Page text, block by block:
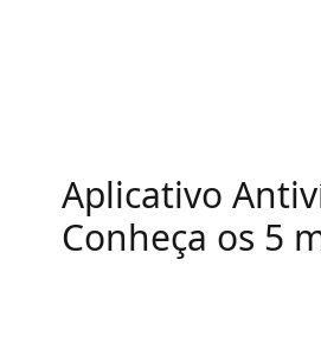
Aplicativo
Conheça os 5